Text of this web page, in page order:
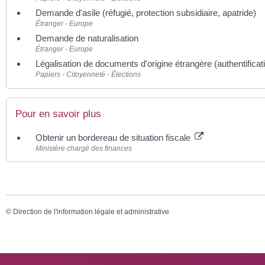
Demande d'asile (réfugié, protection subsidiaire, apatride)
Étranger - Europe
Demande de naturalisation
Étranger - Europe
Légalisation de documents d'origine étrangère
Papiers - Citoyenneté - Élections
Pour en savoir plus
Obtenir un bordereau de situation fiscale
Ministère chargé des finances
© Direction de l'information légale et administrative